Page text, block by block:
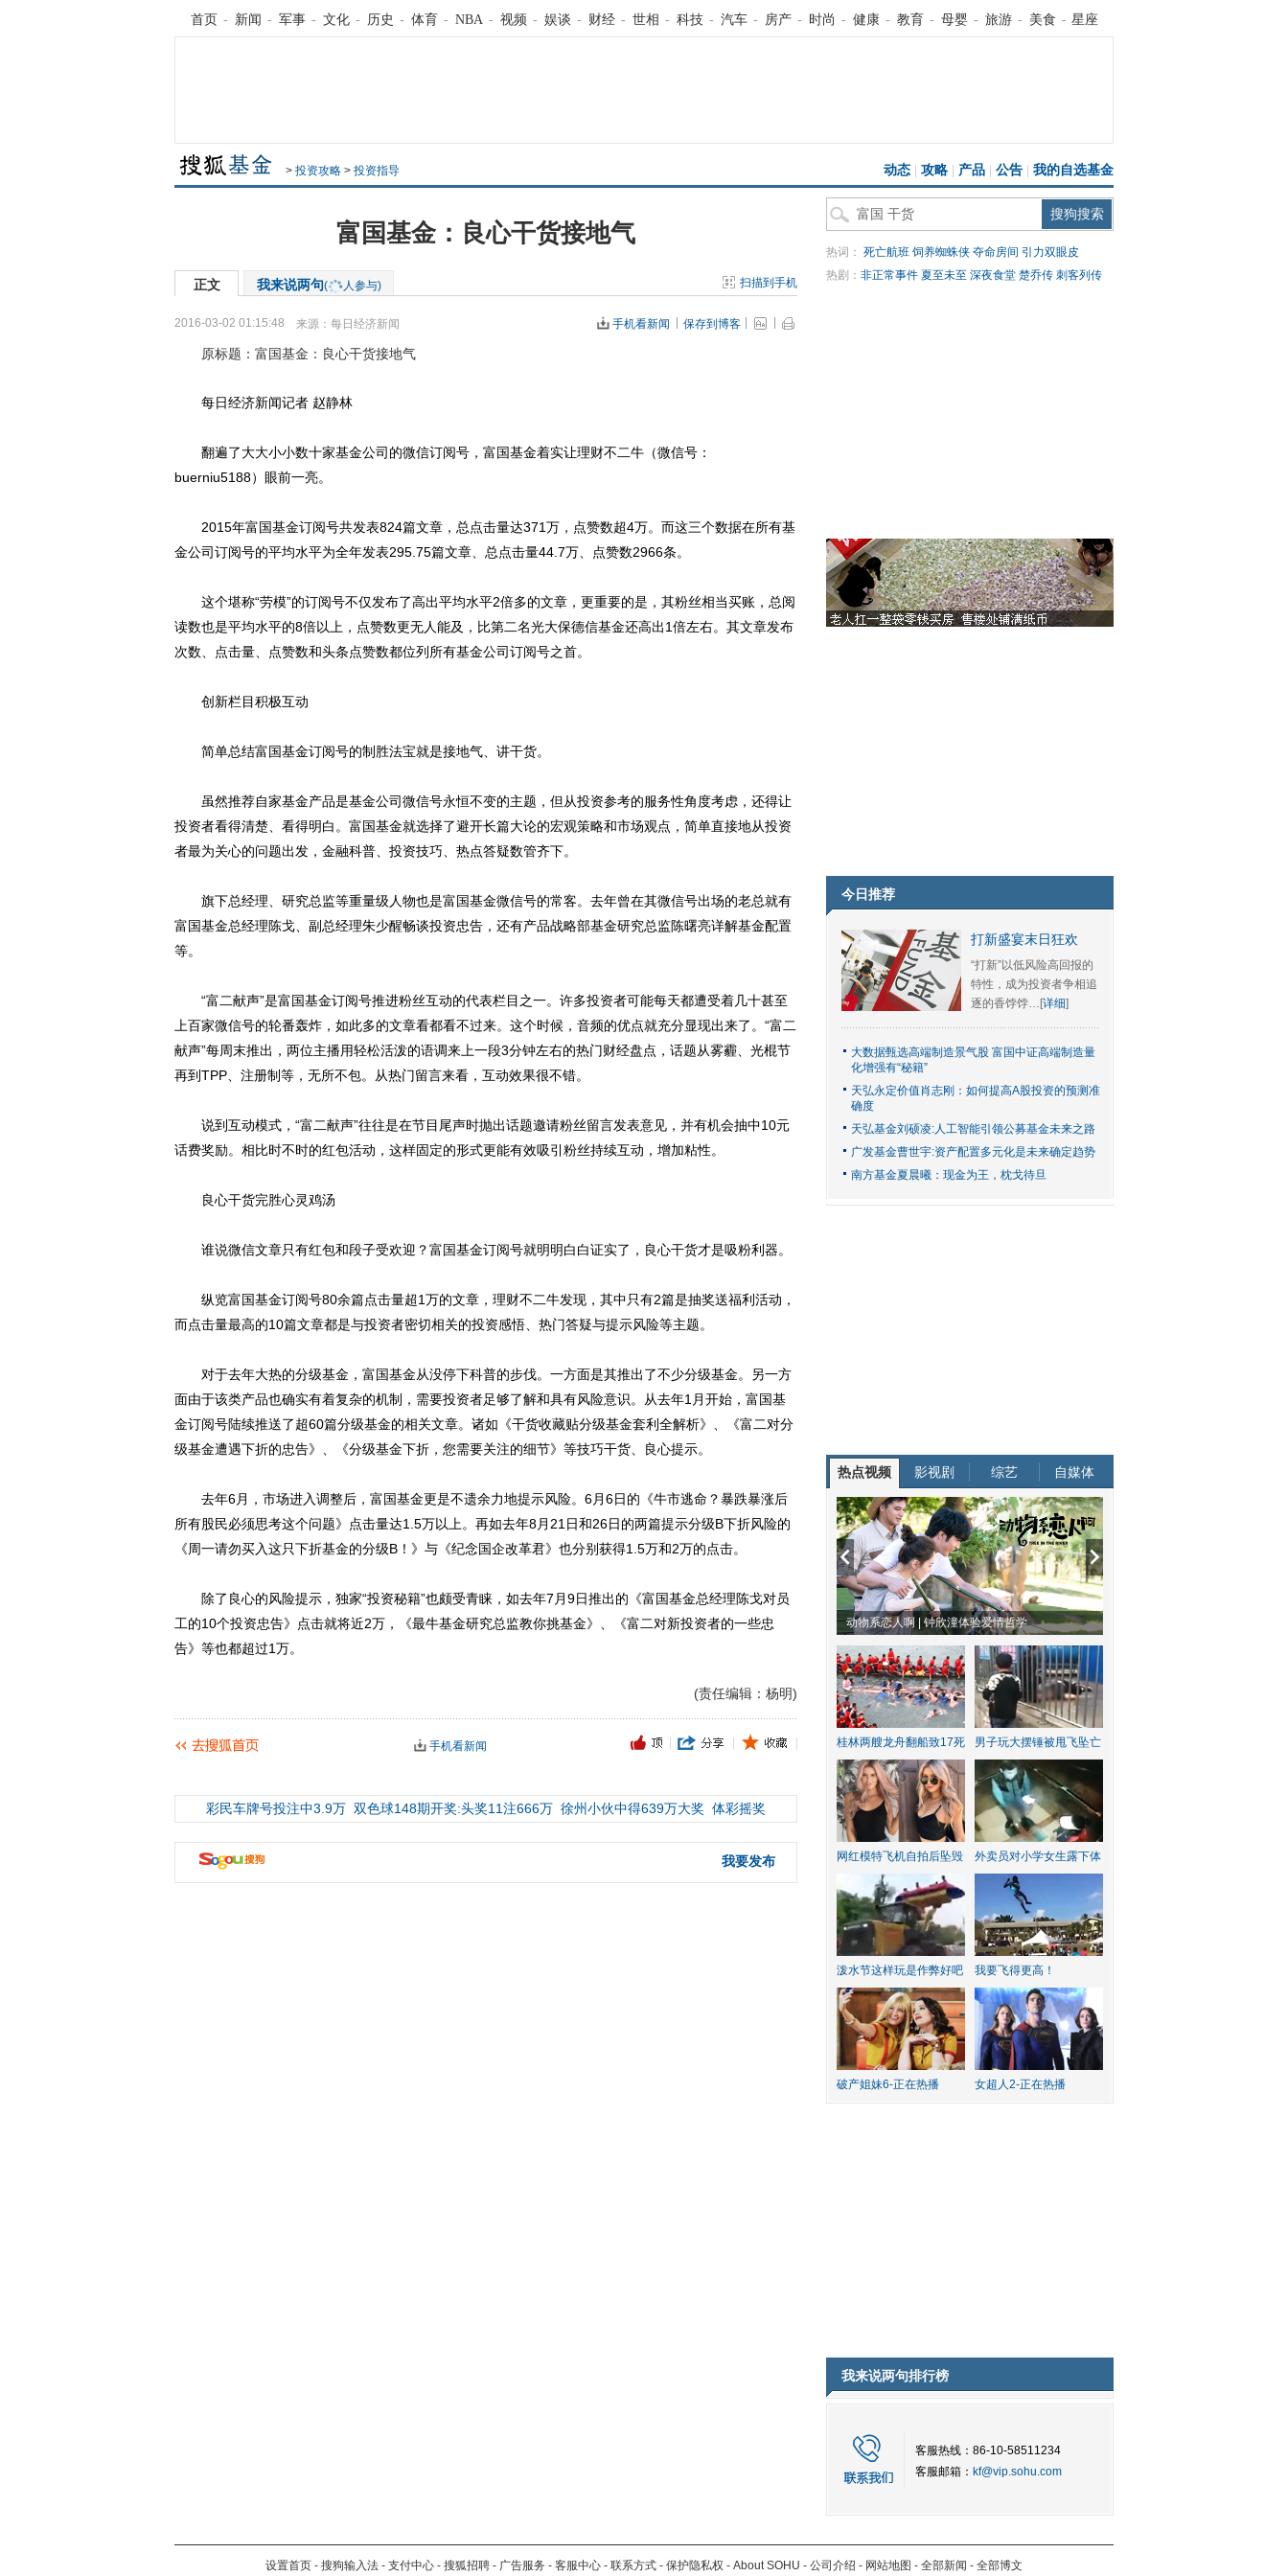
首页 - 新闻 - 军事 - 文化 - 历史 - 体育 - NBA - 视频 - 娱谈 - 财经 - 世相 - 科技 - 汽车 - 房产 - 时尚 - 健康 - 教育 - 母婴 - 旅游 - 美食 - 星座
> 投资攻略 > 投资指导 动态 攻略 产品 公告 我的自选基金
富国基金：良心干货接地气
正文 我来说两句( 人参与) 扫描到手机
2016-03-02 01:15:48 来源： 每日经济新闻 手机看新闻 保存到博客
原标题：富国基金：良心干货接地气
每日经济新闻记者 赵静林
翻遍了大大小小数十家基金公司的微信订阅号，富国基金着实让理财不二牛（微信号：
buerniu5188）眼前一亮。
2015年富国基金订阅号共发表824篇文章，总点击量达371万，点赞数超4万。而这三个数据在所有基
金公司订阅号的平均水平为全年发表295.75篇文章、总点击量44.7万、点赞数2966条。
这个堪称“劳模”的订阅号不仅发布了高出平均水平2倍多的文章，更重要的是，其粉丝相当买账，总阅
读数也是平均水平的8倍以上，点赞数更无人能及，比第二名光大保德信基金还高出1倍左右。其文章发布
次数、点击量、点赞数和头条点赞数都位列所有基金公司订阅号之首。
创新栏目积极互动
简单总结富国基金订阅号的制胜法宝就是接地气、讲干货。
虽然推荐自家基金产品是基金公司微信号永恒不变的主题，但从投资参考的服务性角度考虑，还得让
投资者看得清楚、看得明白。富国基金就选择了避开长篇大论的宏观策略和市场观点，简单直接地从投资
者最为关心的问题出发，金融科普、投资技巧、热点答疑数管齐下。
旗下总经理、研究总监等重量级人物也是富国基金微信号的常客。去年曾在其微信号出场的老总就有
富国基金总经理陈戈、副总经理朱少醒畅谈投资忠告，还有产品战略部基金研究总监陈曙亮详解基金配置
等。
“富二献声”是富国基金订阅号推进粉丝互动的代表栏目之一。许多投资者可能每天都遭受着几十甚至
上百家微信号的轮番轰炸，如此多的文章看都看不过来。这个时候，音频的优点就充分显现出来了。“富二
献声”每周末推出，两位主播用轻松活泼的语调来上一段3分钟左右的热门财经盘点，话题从雾霾、光棍节
再到TPP、注册制等，无所不包。从热门留言来看，互动效果很不错。
说到互动模式，“富二献声”往往是在节目尾声时抛出话题邀请粉丝留言发表意见，并有机会抽中10元
话费奖励。相比时不时的红包活动，这样固定的形式更能有效吸引粉丝持续互动，增加粘性。
良心干货完胜心灵鸡汤
谁说微信文章只有红包和段子受欢迎？富国基金订阅号就明明白白证实了，良心干货才是吸粉利器。
纵览富国基金订阅号80余篇点击量超1万的文章，理财不二牛发现，其中只有2篇是抽奖送福利活动，
而点击量最高的10篇文章都是与投资者密切相关的投资感悟、热门答疑与提示风险等主题。
对于去年大热的分级基金，富国基金从没停下科普的步伐。一方面是其推出了不少分级基金。另一方
面由于该类产品也确实有着复杂的机制，需要投资者足够了解和具有风险意识。从去年1月开始，富国基
金订阅号陆续推送了超60篇分级基金的相关文章。诸如《干货收藏贴分级基金套利全解析》、《富二对分
级基金遭遇下折的忠告》、《分级基金下折，您需要关注的细节》等技巧干货、良心提示。
去年6月，市场进入调整后，富国基金更是不遗余力地提示风险。6月6日的《牛市逃命？暴跌暴涨后
所有股民必须思考这个问题》点击量达1.5万以上。再如去年8月21日和26日的两篇提示分级B下折风险的
《周一请勿买入这只下折基金的分级B！》与《纪念国企改革君》也分别获得1.5万和2万的点击。
除了良心的风险提示，独家“投资秘籍”也颇受青睐，如去年7月9日推出的《富国基金总经理陈戈对员
工的10个投资忠告》点击就将近2万，《最牛基金研究总监教你挑基金》、《富二对新投资者的一些忠
告》等也都超过1万。
(责任编辑：杨明)
手机看新闻
彩民车牌号投注中3.9万 双色球148期开奖:头奖11注666万 徐州小伙中得639万大奖 体彩摇奖
我要发布
热词： 死亡航班 饲养蜘蛛侠 夺命房间 引力双眼皮
热剧： 非正常事件 夏至未至 深夜食堂 楚乔传 刺客列传
今日推荐
打新盛宴末日狂欢
“打新”以低风险高回报的
特性，成为投资者争相追
逐的香饽饽…[详细]
大数据甄选高端制造景气股 富国中证高端制造量
化增强有“秘籍”
天弘永定价值肖志刚：如何提高A股投资的预测准
确度
天弘基金刘硕凌:人工智能引领公募基金未来之路
广发基金曹世宇:资产配置多元化是未来确定趋势
南方基金夏晨曦：现金为王，枕戈待旦
热点视频 影视剧 综艺 自媒体
动物系恋人啊 | 钟欣潼体验爱情哲学
桂林两艘龙舟翻船致17死 男子玩大摆锤被甩飞坠亡
网红模特飞机自拍后坠毁 外卖员对小学女生露下体
泼水节这样玩是作弊好吧 我要飞得更高！
破产姐妹6-正在热播 女超人2-正在热播
我来说两句排行榜
客服热线：86-10-58511234
客服邮箱： kf@vip.sohu.com
设置首页 - 搜狗输入法 - 支付中心 - 搜狐招聘 - 广告服务 - 客服中心 - 联系方式 - 保护隐私权 - About SOHU - 公司介绍 - 网站地图 - 全部新闻 - 全部博文